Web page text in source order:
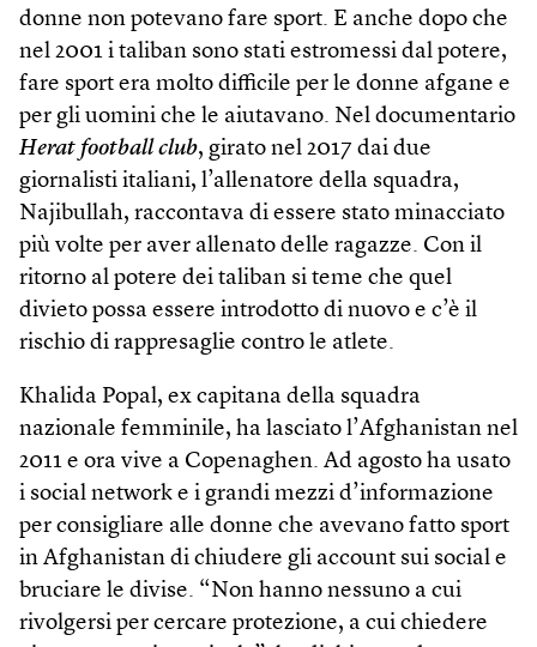
donne non potevano fare sport. E anche dopo che
nel 2001 i taliban sono stati estromessi dal potere,
fare sport era molto difficile per le donne afgane e
per gli uomini che le aiutavano. Nel documentario
Herat football club, girato nel 2017 dai due
giornalisti italiani, l’allenatore della squadra,
Najibullah, raccontava di essere stato minacciato
più volte per aver allenato delle ragazze. Con il
ritorno al potere dei taliban si teme che quel
divieto possa essere introdotto di nuovo e c’è il
rischio di rappresaglie contro le atlete.
Khalida Popal, ex capitana della squadra
nazionale femminile, ha lasciato l’Afghanistan nel
2011 e ora vive a Copenaghen. Ad agosto ha usato
i social network e i grandi mezzi d’informazione
per consigliare alle donne che avevano fatto sport
in Afghanistan di chiudere gli account sui social e
bruciare le divise. “Non hanno nessuno a cui
rivolgersi per cercare protezione, a cui chiedere